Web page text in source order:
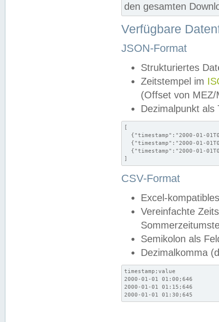
den gesamten
Verfügbare
JSON-Format
Strukturiertes
Zeitstempel im
(Offset von MEZ/
Dezimalpunkt als
[
{"timestamp":"2000-01-
{"timestamp":"2000-01-
{"timestamp":"2000-01-
]
CSV-Format
Excel-
Vereinfachte
Semikolon als
Dezimalkomma
timestamp;value
2000-01-01 01:00;646
2000-01-01 01:15;646
2000-01-01 01:30;645